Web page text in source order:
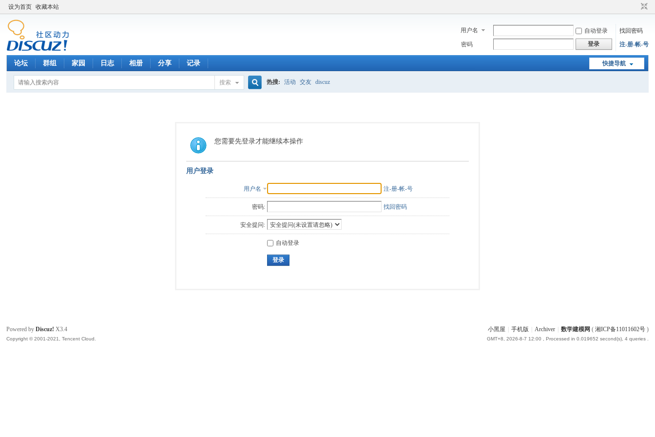
设为首页 收藏本站
用户名 自动登录
找回密码
密码
登录 注-册-帐-号
快捷导航
论坛 群组 家园 日志 相册 分享 记录
搜索
索
热搜: 活动 交友 discuz
您需要先登录才能继续本操作
用户登录
用户名 注-册-帐-号
密码: 找回密码
安全提问:
自动登录
登录
小黑屋 手机版 Archiver 数学建模网 ( 湘ICP备11011602号)
GMT+8, 2026-8-7 12:00 , Processed in 0.019652 second(s), 4 queries .
Powered byDiscuz! X3.4
Copyright © 2001-2021, Tencent Cloud.